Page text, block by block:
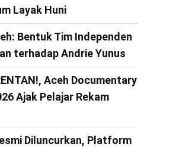
Layak Huni
Bentuk Tim Independen
terhadap Andrie Yunus
Aceh Documentary
Ajak Pelajar Rekam
Diluncurkan, Platform